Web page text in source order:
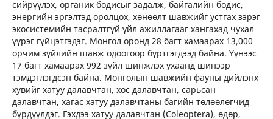
сийрүүлэх, органик бодисыг задалж, байгалийн бодис,
энергийн эргэлтэд оролцох, хөнөөлт шавжийг устгах зэрэг
экосистемийн тасралтгүй үйл ажиллагааг хангахад чухал
үүрэг гүйцэтгэдэг. Монгол оронд 28 багт хамаарах 13,000
орчим зүйлийн шавж одоогоор бүртгэгдээд байна. Үүнээс
17 багт хамаарах 992 зүйл шинжлэх ухаанд шинээр
тэмдэглэгдсэн байна. Монголын шавжийн фауны дийлэнх
хувийг хатуу далавчтан, хос далавчтан, сарьсан
далавчтан, хагас хатуу далавчтаны багийн төлөөлөгчид
бүрдүүлдэг. Гэхдээ хатуу далавчтан (Coleoptera), өдөр,